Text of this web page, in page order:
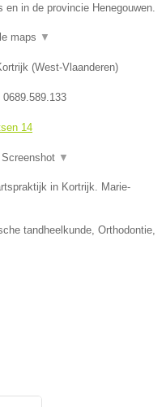
in de provincie Henegouwen.
maps ▼
(West-Vlaanderen)
0689.589.133
14
Screenshot ▼
in Kortrijk. Marie-
tandheelkunde, Orthodontie,